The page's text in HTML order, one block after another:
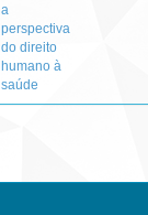
a
perspectiva
do direito
humano à
saúde